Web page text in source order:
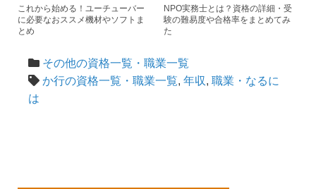
これから始める！ユーチューバー
に必要なおススメ機材やソフトま
とめ
NPO実務士とは？資格の詳細・受
験の難易度や合格率をまとめてみ
た
その他の資格一覧・職業一覧
か行の資格一覧・職業一覧, 年収, 職業・なるに
は